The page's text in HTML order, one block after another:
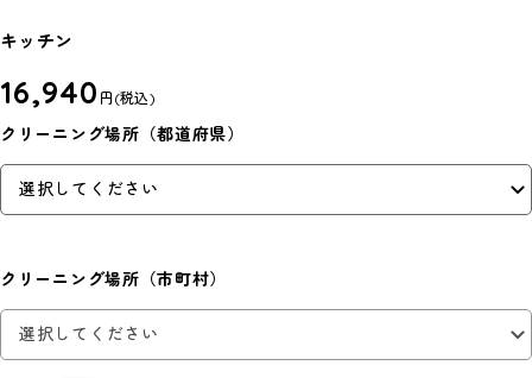
キッチン
16,940 円(税込)
クリーニング場所（都道府県）
クリーニング場所（市町村）